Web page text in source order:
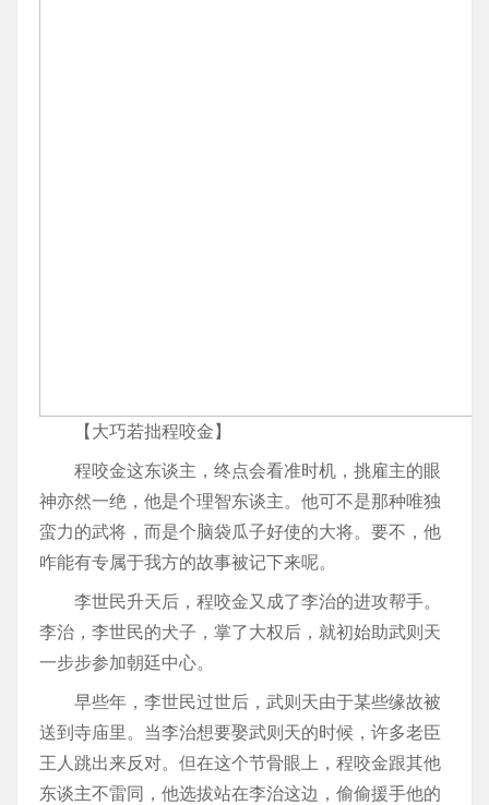
【大巧若拙程咬金】
程咬金这东谈主，终点会看准时机，挑雇主的眼
神亦然一绝，他是个理智东谈主。他可不是那种唯独
蛮力的武将，而是个脑袋瓜子好使的大将。要不，他
咋能有专属于我方的故事被记下来呢。
李世民升天后，程咬金又成了李治的进攻帮手。
李治，李世民的犬子，掌了大权后，就初始助武则天
一步步参加朝廷中心。
早些年，李世民过世后，武则天由于某些缘故被
送到寺庙里。当李治想要娶武则天的时候，许多老臣
王人跳出来反对。但在这个节骨眼上，程咬金跟其他
东谈主不雷同，他选拔站在李治这边，偷偷援手他的